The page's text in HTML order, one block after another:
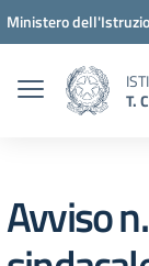
Vai ai contenuti
Vai al menu di
Vai al footer
Ministero
T.
Avviso